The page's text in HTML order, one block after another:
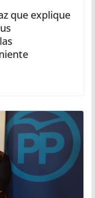
que explique